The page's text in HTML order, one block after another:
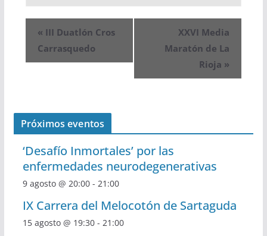
« III Duatlón Cros
Carrasquedo
XXVI Media
Maratón de La
Rioja »
Próximos eventos
‘Desafío Inmortales’ por las
enfermedades neurodegenerativas
9 agosto @ 20:00- 21:00
IX Carrera del Melocotón de Sartaguda
15 agosto @ 19:30- 21:00